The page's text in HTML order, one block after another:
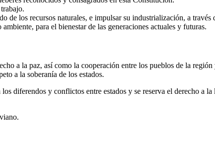
de los recursos naturales, e impulsar su industrialización, a
para el bienestar de las generaciones actuales y futuras.
a la paz, así como la cooperación entre los pueblos de la
a la soberanía de los estados.
diferendos y conflictos entre estados y se reserva el derecho a